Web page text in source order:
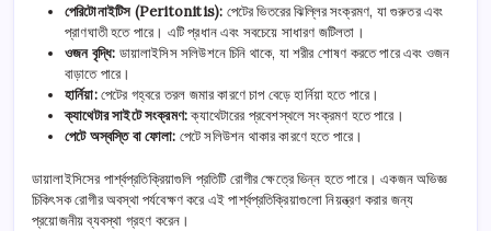
পেরিটোনাইটিস (Peritonitis): পেটের ভিতরের ঝিল্লির সংক্রমণ, যা গুরুতর এবং
প্রাণঘাতী হতে পারে। এটি প্রধান এবং সবচেয়ে সাধারণ জটিলতা।
ওজন বৃদ্ধি: ডায়ালাইসিস সলিউশনে চিনি থাকে, যা শরীর শোষণ করতে পারে এবং ওজন
বাড়াতে পারে।
হার্নিয়া:পেটের গহ্বরে তরল জমার কারণে চাপ বেড়ে হার্নিয়া হতে পারে।
ক্যাথেটার সাইটে সংক্রমণ:ক্যাথেটারের প্রবেশস্থলে সংক্রমণ হতে পারে।
পেটে অস্বস্তি বা ফোলা: পেটে সলিউশন থাকার কারণে হতে পারে।
ডায়ালাইসিসের পার্শ্বপ্রতিক্রিয়াগুলি প্রতিটি রোগীর ক্ষেত্রে ভিন্ন হতে পারে। একজন অভিজ্ঞ
চিকিৎসক রোগীর অবস্থা পর্যবেক্ষণ করে এই পার্শ্বপ্রতিক্রিয়াগুলো নিয়ন্ত্রণ করার জন্য
প্রয়োজনীয় ব্যবস্থা গ্রহণ করেন।